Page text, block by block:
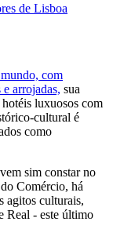
de Lisboa
com
arrojadas, sua
luxuosos com
cultural é
como
sim constar no
Comércio, há
agitos culturais,
Real - este último